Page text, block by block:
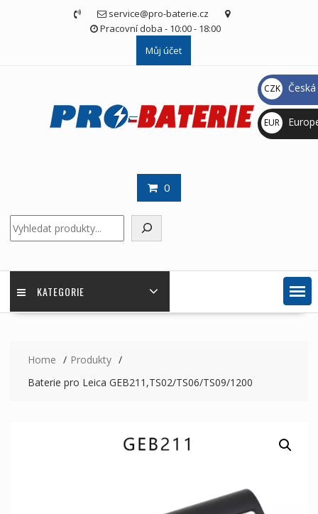
service@pro-baterie.cz
Pracovní doba - 10:00 - 18:00
Můj účet
0
KATEGORIE
Home
Produkty
Baterie pro Leica GEB211,TS02/TS06/TS09/1200
CZK
Kč
EUR
€